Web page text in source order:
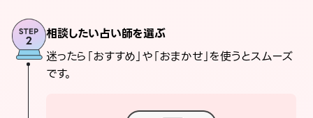
相談したい占い師を選ぶ
迷ったら「おすすめ」や「おまかせ」を使うとスムーズ
です。